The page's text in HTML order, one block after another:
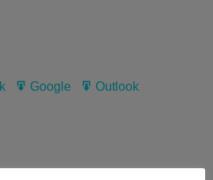
Export
Google
Export
Outlook